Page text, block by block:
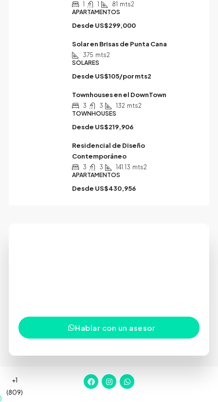
1 1 81 mts2
APARTAMENTOS
Desde US$299,000
Solar en Brisas de Punta Cana
375 mts2
SOLARES
Desde US$105/por mts2
Townhouses en el DownTown
3 3 132 mts2
TOWNHOUSES
Desde US$219,906
Residencial de Diseño
Contemporáneo
3 3 141.13 mts2
APARTAMENTOS
Desde US$430,956
Hablar con un asesor
+1
(809)